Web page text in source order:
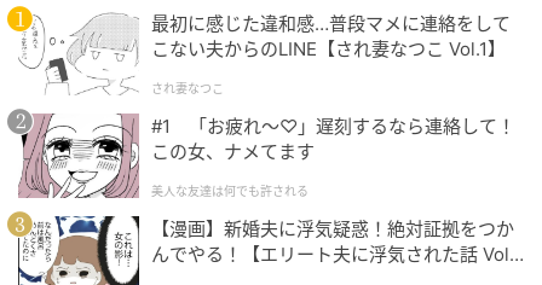
最初に感じた違和感…普段マメに連絡をして
こない夫からのLINE【され妻なつこ Vol.1】
され妻なつこ
#1 「お疲れ〜♡」遅刻するなら連絡して！
この女、ナメてます
美人な友達は何でも許される
【漫画】新婚夫に浮気疑惑！絶対証拠をつか
んでやる！【エリート夫に浮気された話 Vol.